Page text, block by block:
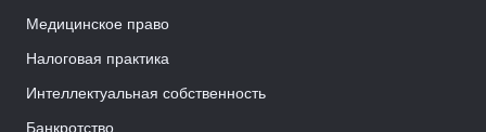
Медицинское право
Налоговая практика
Интеллектуальная собственность
Банкротство